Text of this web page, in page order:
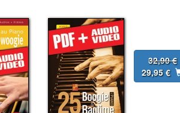
32,90 €
29,95 €